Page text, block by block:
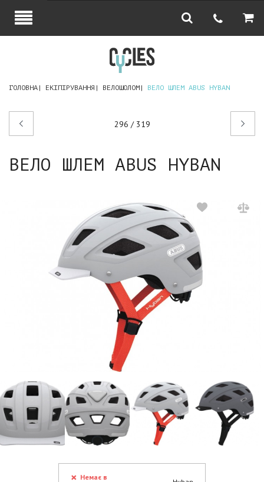
ГОЛОВНА ЕКІПІРУВАННЯ ВЕЛОШОЛОМ ВЕЛО ШЛЕМ ABUS HYBAN
296 / 319
Наступний
ВЕЛО ШЛЕМ ABUS HYBAN
Немає в